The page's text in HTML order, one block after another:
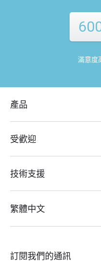
滿意度
產品
受歡迎
技術支援
繁體中文
訂閱我們的通訊